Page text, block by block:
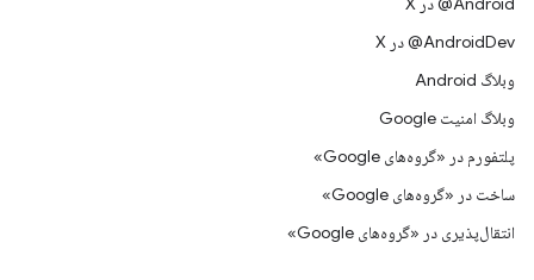
‫‎@AndroidDev در X
وبلاگ Android
وبلاگ امنیت Google
پلتفورم در «گروه‌های Google»
ساخت در «گروه‌های Google»
انتقال‌پذیری در «گروه‌های Google»